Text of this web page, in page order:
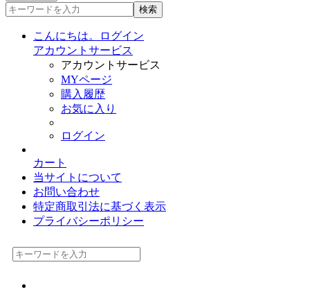
検索
こんにちは。ログイン
アカウントサービス
アカウントサービス
MYページ
購入履歴
お気に入り
ログイン
カート
当サイトについて
お問い合わせ
特定商取引法に基づく表示
プライバシーポリシー